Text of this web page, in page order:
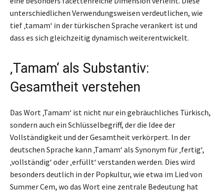
unterschiedlichen Verwendungsweisen verdeutlichen, wie
tief ‚tamam‘ in der türkischen Sprache verankert ist und
dass es sich gleichzeitig dynamisch weiterentwickelt.
‚Tamam‘ als Substantiv:
Gesamtheit verstehen
Das Wort ‚Tamam‘ ist nicht nur ein gebräuchliches Türkisch,
sondern auch ein Schlüsselbegriff, der die Idee der
Vollständigkeit und der Gesamtheit verkörpert. In der
deutschen Sprache kann ‚Tamam‘ als Synonym für ‚fertig‘,
‚vollständig‘ oder ‚erfüllt‘ verstanden werden. Dies wird
besonders deutlich in der Popkultur, wie etwa im Lied von
Summer Cem, wo das Wort eine zentrale Bedeutung hat